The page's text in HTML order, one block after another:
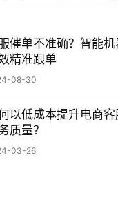
催单不准确？智能
精准跟单
08-30
以低成本提升电商客
质量？
03-26